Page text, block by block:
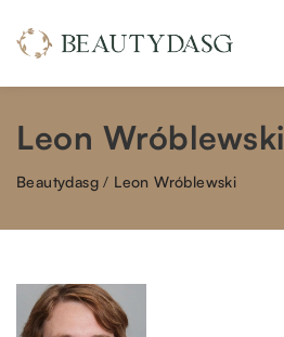
Leon Wróblewski
Beautydasg / Leon Wróblewski